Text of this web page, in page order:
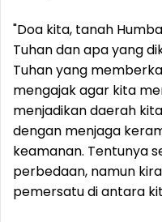
"Doa kita, tanah
Tuhan dan apa yang
Tuhan yang
mengajak agar kita
menjadikan daerah
dengan menjaga
keamanan. Tentunya
perbedaan, namun
pemersatu di antara